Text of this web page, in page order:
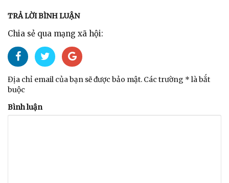
TRẢ LỜI BÌNH LUẬN
Chia sẻ qua mạng xã hội:
Địa chỉ email của bạn sẽ được bảo mật. Các trường * là bắt
buộc
Bình luận